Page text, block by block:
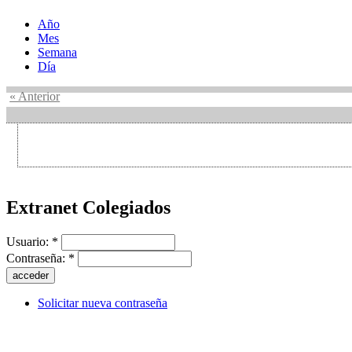
Año
Mes
Semana
Día
« Anterior
Extranet Colegiados
Usuario: *
Contraseña: *
Solicitar nueva contraseña